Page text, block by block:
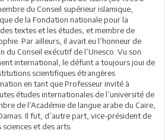
du Conseil supérieur islamique,
de la Fondation nationale pour la
textes et les études, et membre de
Par ailleurs, il avait eu l’honneur de
du Conseil exécutif de l’Unesco. Vu son
international, le défunt a toujours joui de
scientifiques étrangères
en tant que Professeur invité à
études internationales de l’université de
de l’Académie de langue arabe du Caire,
Il fut, d’autre part, vice-président de
et des arts.